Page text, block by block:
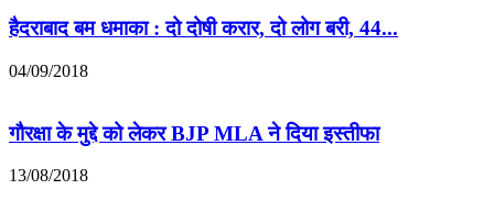
हैदराबाद बम धमाका : दो दोषी करार, दो लोग बरी, 44...
04/09/2018
गौरक्षा के मुद्दे को लेकर BJP MLA ने दिया इस्तीफा
13/08/2018